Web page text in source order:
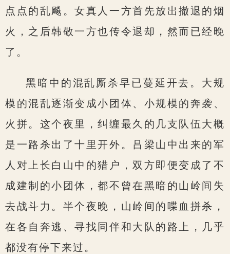
点点的乱飚。女真人一方首先放出撤退的烟
火，之后韩敬一方也传令退却，然而已经晚
了。
黑暗中的混乱厮杀早已蔓延开去。大规
模的混乱逐渐变成小团体、小规模的奔袭、
火拼。这个夜里，纠缠最久的几支队伍大概
是一路杀出了十里开外。吕梁山中出来的军
人对上长白山中的猎户，双方即便变成了不
成建制的小团体，都不曾在黑暗的山岭间失
去战斗力。半个夜晚，山岭间的喋血拼杀，
在各自奔逃、寻找同伴和大队的路上，几乎
都没有停下来过。